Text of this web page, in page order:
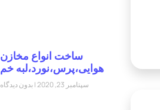
ساخت انواع مخازن
هوایی،پرس،نورد،لبه خم
سپتامبر 23, 2020 بدون دیدگاه